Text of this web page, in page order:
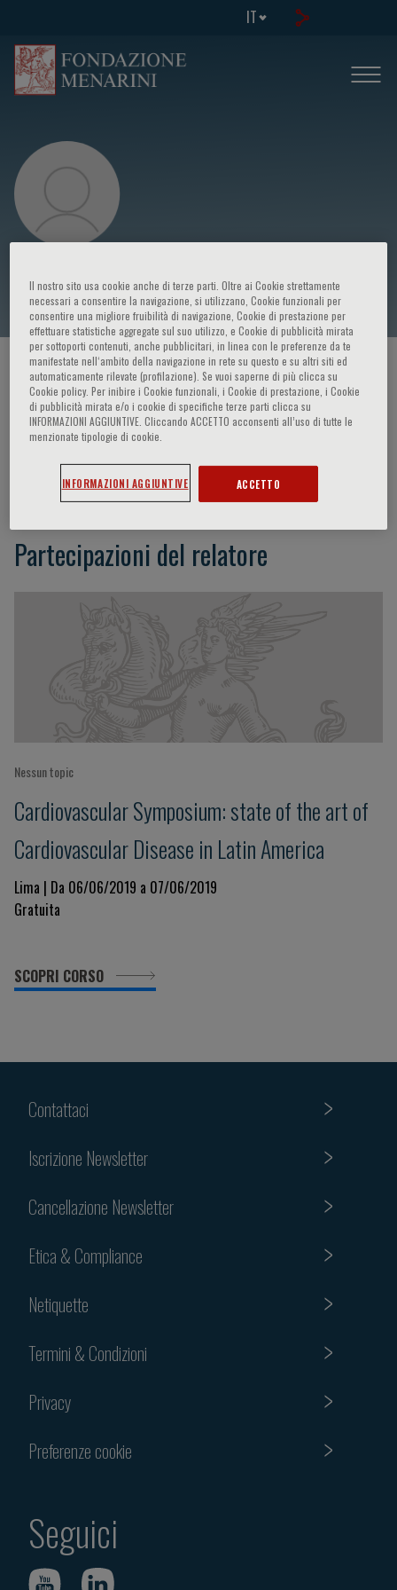
IT
Osiris Valdez Tiburcio
HOME PAGE / CORSI ED EVENTI / RELATORE
Osiris Valdez Tiburcio
Partecipazioni del relatore
Nessun topic
Cardiovascular Symposium: state of the art of
Cardiovascular Disease in Latin America
Lima | Da 06/06/2019 a 07/06/2019
Gratuita
SCOPRI CORSO
Contattaci
Iscrizione Newsletter
Cancellazione Newsletter
Etica & Compliance
Netiquette
Termini & Condizioni
Privacy
Preferenze cookie
Seguici
Il nostro sito usa cookie anche di terze parti. Oltre ai Cookie strettamente
necessari a consentire la navigazione, si utilizzano, Cookie funzionali per
consentire una migliore fruibilità di navigazione, Cookie di prestazione per
effettuare statistiche aggregate sul suo utilizzo, e Cookie di pubblicità mirata
per sottoporti contenuti, anche pubblicitari, in linea con le preferenze da te
manifestate nell‘ambito della navigazione in rete su questo e su altri siti ed
automaticamente rilevate (profilazione). Se vuoi saperne di più clicca su
Cookie policy. Per inibire i Cookie funzionali, i Cookie di prestazione, i Cookie
di pubblicità mirata e/o i cookie di specifiche terze parti clicca su
INFORMAZIONI AGGIUNTIVE. Cliccando ACCETTO acconsenti all’uso di tutte le
menzionate tipologie di cookie.
INFORMAZIONI AGGIUNTIVE ACCETTO